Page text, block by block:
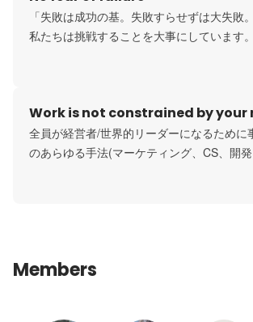
「失敗は成功の基。失敗すらせずは大失敗。
私たちは挑戦することを大事にしています。
いくことが成功に直結すると考えています
Work is not constrained by your
全員が経営者/世界的リーダーになるために
のあらゆる手法(マーケティング、CS、開
Members